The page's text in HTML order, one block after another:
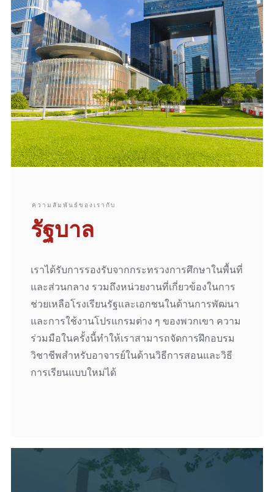
ความสัมพันธ์ของเรากับ
รัฐบาล
เราได้รับการรองรับจากกระทรวงการศึกษาในพื้นที่
และส่วนกลาง รวมถึงหน่วยงานที่เกี่ยวข้องในการ
ช่วยเหลือโรงเรียนรัฐและเอกชนในด้านการพัฒนา
และการใช้งานโปรแกรมต่าง ๆ ของพวกเขา ความ
ร่วมมือในครั้งนี้ทำให้เราสามารถจัดการฝึกอบรม
วิชาชีพสำหรับอาจารย์ในด้านวิธีการสอนและวิธี
การเรียนแบบใหม่ได้